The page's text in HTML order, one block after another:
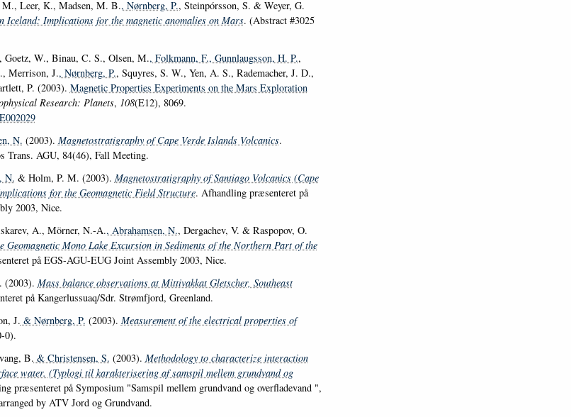
Leer, K., Madsen, M. B., Nørnberg, P., Steinpórsson, S. & Weyer, G.
Iceland: Implications for the magnetic anomalies on Mars. (Abstract #3025
Goetz, W., Binau, C. S., Olsen, M., Folkmann, F., Gunnlaugsson, H. P.,
Merrison, J., Nørnberg, P., Squyres, S. W., Yen, A. S., Rademacher, J. D.,
P. (2003). Magnetic Properties Experiments on the Mars Exploration
Research: Planets, 108(E12), 8069.
N. (2003). Magnetostratigraphy of Cape Verde Islands Volcanics.
Trans. AGU, 84(46), Fall Meeting.
N. & Holm, P. M. (2003). Magnetostratigraphy of Santiago Volcanics (Cape
for the Geomagnetic Field Structure. Afhandling præsenteret på
2003, Nice.
A., Mörner, N.-A., Abrahamsen, N., Dergachev, V. & Raspopov, O.
Geomagnetic Mono Lake Excursion in Sediments of the Northern Part of the
på EGS-AGU-EUG Joint Assembly 2003, Nice.
(2003). Mass balance observations at Mittivakkat Gletscher, Southeast
på Kangerlussuaq/Sdr. Strømfjord, Greenland.
J. & Nørnberg, P. (2003). Measurement of the electrical properties of
0).
B. & Christensen, S. (2003). Methodology to characterize interaction
water. (Typlogi til karakterisering af samspil mellem grundvand og
præsenteret på Symposium "Samspil mellem grundvand og overfladevand ",
by ATV Jord og Grundvand.